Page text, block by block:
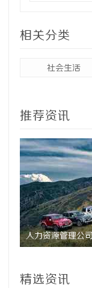
相关分类
社会生活
推荐资讯
人力资源管理公
精选资讯